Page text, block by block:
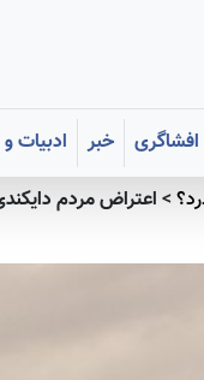
افشاگری خبر ادبیات
> اعتراض مردم